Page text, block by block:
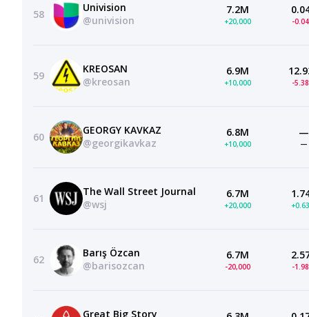
58
Univision
@univision
7.2M
+20,000 -
59
KREOSAN
@kreosan
6.9M
+10,000 -
60
GEORGY KAVKAZ
@georgikavkaz
6.8M
+10,000
—
—
61
The Wall Street Journal
@wsj
6.7M
+20,000
62
Barış Özcan
@barisozcan
6.7M
-20,000 -
Great Big Story